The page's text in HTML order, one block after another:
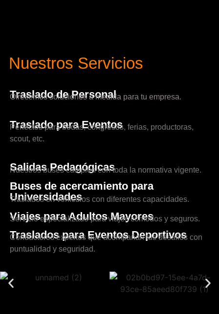
Nuestros Servicios
Traslado de Personal
Ofrecemos soluciones a medida para tu empresa.
Traslado para Eventos
Perfectos para bodas, congresos, ferias, productoras,
scout, etc.
Salidas Pedagógicas
Nuestros buses cumplen con toda la normativa vigente.
Buses de acercamiento para
Universidades
Traslados en vehículos con diferentes capacidades.
Viajes para Adultos Mayores
Servicio especializado para viajes cómodos y seguros.
Traslados para Eventos Deportivos
Conductores expertos que acompañan tus desafíos con
puntualidad y seguridad.